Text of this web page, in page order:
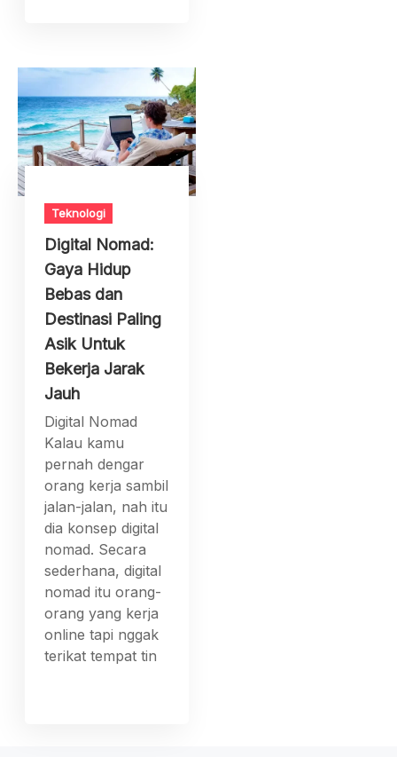
Teknologi
Digital Nomad:
Gaya Hidup
Bebas dan
Destinasi Paling
Asik Untuk
Bekerja Jarak
Jauh
Digital Nomad
Kalau kamu
pernah dengar
orang kerja sambil
jalan-jalan, nah itu
dia konsep digital
nomad. Secara
sederhana, digital
nomad itu orang-
orang yang kerja
online tapi nggak
terikat tempat tin